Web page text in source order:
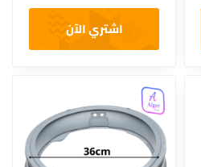
اشتري الآن